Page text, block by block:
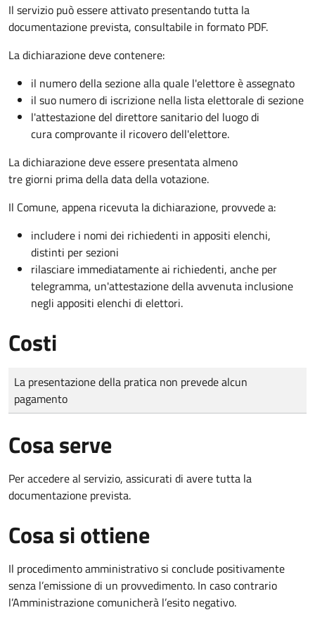
Il servizio può essere attivato presentando tutta la
documentazione prevista, consultabile in formato PDF.
La dichiarazione deve contenere:
il numero della sezione alla quale l'elettore è assegnato
il suo numero di iscrizione nella lista elettorale di sezione
l'attestazione del direttore sanitario del luogo di
cura comprovante il ricovero dell'elettore.
La dichiarazione deve essere presentata almeno
tre giorni prima della data della votazione.
Il Comune, appena ricevuta la dichiarazione, provvede a:
includere i nomi dei richiedenti in appositi elenchi,
distinti per sezioni
rilasciare immediatamente ai richiedenti, anche per
telegramma, un'attestazione della avvenuta inclusione
negli appositi elenchi di elettori.
Costi
Tipo di pagamento
Importo
La presentazione della pratica non prevede alcun
pagamento
Cosa serve
Per accedere al servizio, assicurati di avere tutta la
documentazione prevista.
Cosa si ottiene
Il procedimento amministrativo si conclude positivamente
senza l’emissione di un provvedimento. In caso contrario
l’Amministrazione comunicherà l’esito negativo.